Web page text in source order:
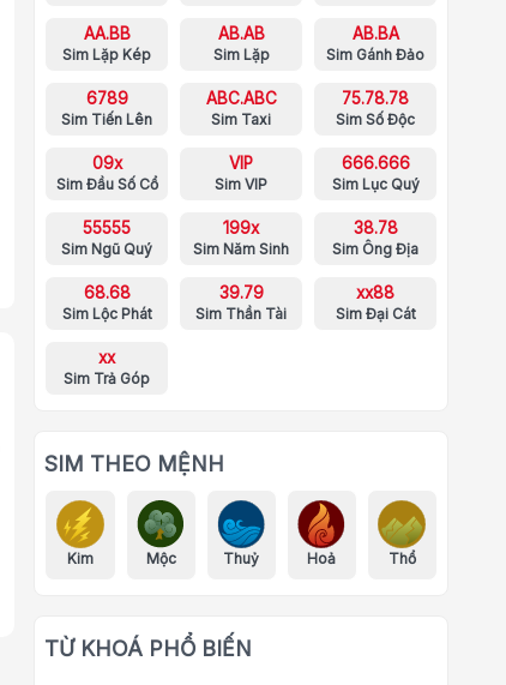
AA.BB
Sim Lặp Kép
AB.AB
Sim Lặp
AB.BA
Sim Gánh Đảo
6789
Sim Tiến Lên
ABC.ABC
Sim Taxi
75.78.78
Sim Số Độc
09x
Sim Đầu Số Cổ
VIP
Sim VIP
666.666
Sim Lục Quý
55555
Sim Ngũ Quý
199x
Sim Năm Sinh
38.78
Sim Ông Địa
68.68
Sim Lộc Phát
39.79
Sim Thần Tài
xx88
Sim Đại Cát
xx
Sim Trả Góp
SIM THEO MỆNH
Kim Mộc Thuỷ Hoả Thổ
TỪ KHOÁ PHỔ BIẾN